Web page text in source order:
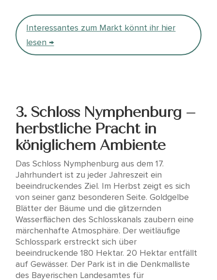
Interessantes zum Markt könnt ihr hier
lesen →
3. Schloss Nymphenburg –
herbstliche Pracht in
königlichem Ambiente
Das Schloss Nymphenburg aus dem 17.
Jahrhundert ist zu jeder Jahreszeit ein
beeindruckendes Ziel. Im Herbst zeigt es sich
von seiner ganz besonderen Seite. Goldgelbe
Blätter der Bäume und die glitzernden
Wasserflächen des Schlosskanals zaubern eine
märchenhafte Atmosphäre. Der weitläufige
Schlosspark erstreckt sich über
beeindruckende 180 Hektar. 20 Hektar entfällt
auf Gewässer. Der Park ist in die Denkmalliste
des Bayerischen Landesamtes für